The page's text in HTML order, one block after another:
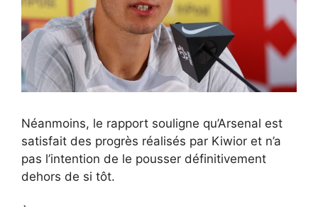
Néanmoins, le rapport souligne qu’Arsenal est
satisfait des progrès réalisés par Kiwior et n’a
pas l’intention de le pousser définitivement
dehors de si tôt.